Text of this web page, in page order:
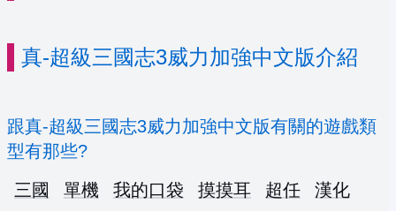
真-超級三國志3威力加強中文版介紹
跟真-超級三國志3威力加強中文版有關的遊戲類
型有那些?
三國
單機 我的口袋 摸摸耳 超任
漢化